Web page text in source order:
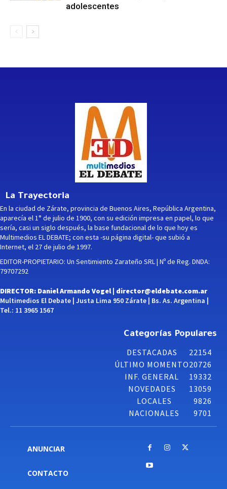
adolescentes
La Trayectoria
En la ciudad de Zárate, provincia de Buenos Aires, República Argentina,
aparecía el 1° de julio de 1900, con su edición impresa en papel, lo que
sería, casi un siglo después, la base fundacional de lo que hoy es
Multimedios EL DEBATE; con esta -su página digital- que subió a
Internet, el 27 de julio de 1997.
EDITOR-PROPIETARIO: Un Sentimiento Zarateño SRL | Nº de Reg. DNDA:
79707292
DIRECTOR: Daniel Armando Vogel | director@eldebate.com.ar
Multimedios El Debate | Justa Lima 950 Zárate | Bs. As. Argentina |
Tel.: 11 3965 1567
Categorías Populares
DESTACADAS
22154
ÚLTIMO MOMENTO20726
INF. GENERAL
19332
NOVEDADES
13059
LOCALES
9826
NACIONALES
9701
ANUNCIAR
CONTACTO